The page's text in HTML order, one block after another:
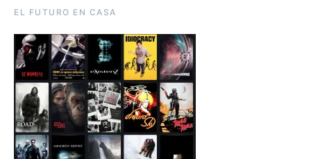
EL FUTURO EN CASA